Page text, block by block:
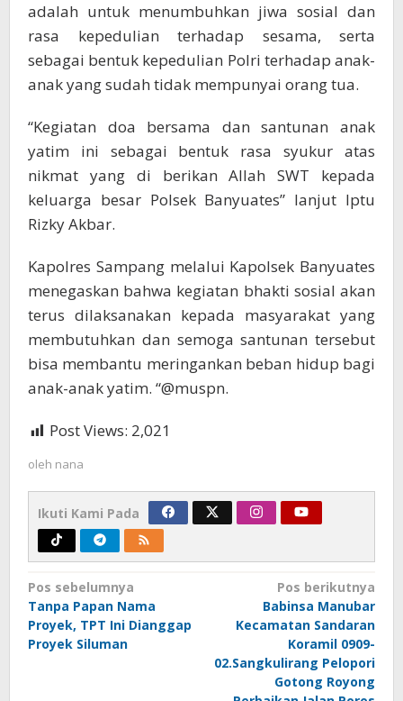
adalah untuk menumbuhkan jiwa sosial dan
rasa kepedulian terhadap sesama, serta
sebagai bentuk kepedulian Polri terhadap anak-
anak yang sudah tidak mempunyai orang tua.
“Kegiatan doa bersama dan santunan anak
yatim ini sebagai bentuk rasa syukur atas
nikmat yang di berikan Allah SWT kepada
keluarga besar Polsek Banyuates” lanjut Iptu
Rizky Akbar.
Kapolres Sampang melalui Kapolsek Banyuates
menegaskan bahwa kegiatan bhakti sosial akan
terus dilaksanakan kepada masyarakat yang
membutuhkan dan semoga santunan tersebut
bisa membantu meringankan beban hidup bagi
anak-anak yatim. “@muspn.
Post Views: 2,021
oleh nana
Ikuti Kami Pada
Navigasi
pos
Pos sebelumnya
Tanpa Papan Nama
Proyek, TPT Ini Dianggap
Proyek Siluman
Pos berikutnya
Babinsa Manubar
Kecamatan Sandaran
Koramil 0909-
02.Sangkulirang Pelopori
Gotong Royong